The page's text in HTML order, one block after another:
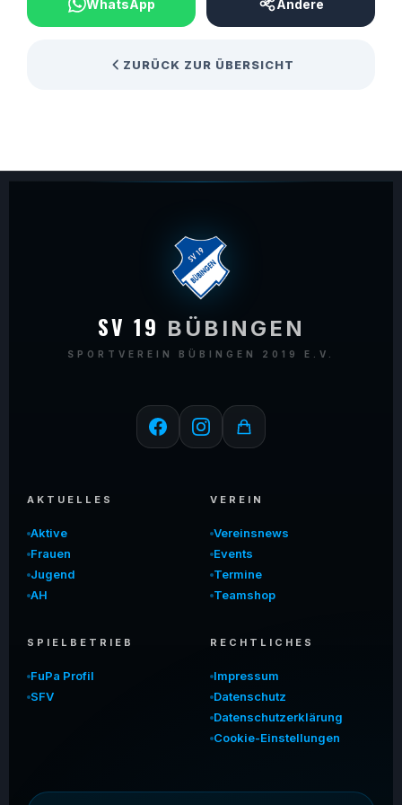
WhatsApp Andere
ZURÜCK ZUR ÜBERSICHT
SV 19 BÜBINGEN
SPORTVEREIN BÜBINGEN 2019 E.V.
AKTUELLES
Aktive
Frauen
Jugend
AH
VEREIN
Vereinsnews
Events
Termine
Teamshop
SPIELBETRIEB
FuPa Profil
SFV
RECHTLICHES
Impressum
Datenschutz
Datenschutzerklärung
Cookie-Einstellungen